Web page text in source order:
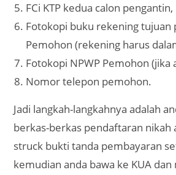
FCi KTP kedua calon pengantin,
Fotokopi buku rekening tujuan
Pemohon (rekening harus
Fotokopi NPWP Pemohon (jika
Nomor telepon pemohon.
Jadi langkah-langkahnya adalah
berkas-berkas pendaftaran nikah
struck bukti tanda pembayaran
kemudian anda bawa ke KUA